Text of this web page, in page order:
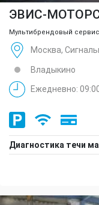
ЭВИС-
Мультибрендовый сервис
Москва,
Владыкино
Ежедневно:
Диагностика течи